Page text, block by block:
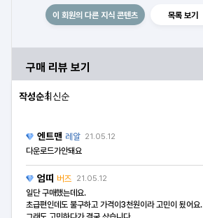
이 회원의 다른 지식 콘텐츠 목록 보기
구매 리뷰 보기
작성순최신순
엔트맨 레알 21.05.12
다운로드가안돼요
엄띠 버즈 21.05.12
일단 구매했는데요.
초급편인데도 불구하고 가격이3천원이라 고민이 됬어요.